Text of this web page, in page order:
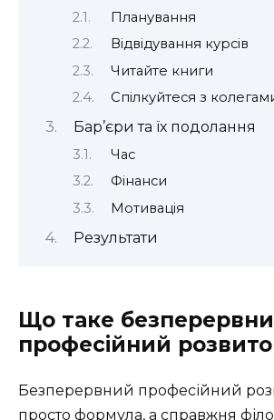
Планування
Відвідування курсів
Читайте книги
Спілкуйтеся з
Бар’єри та їх подолання
Час
Фінанси
Мотивація
Результати
Що таке
професійний
Безперервний професійний
просто формула, а справжня